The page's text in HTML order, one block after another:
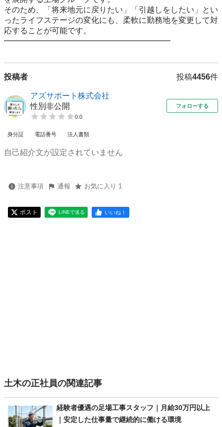
そのため、「将来地元に戻りたい」「引越しをしたい」とい
ったライフステージの変化にも、柔軟に勤務地を変更して対
応することが可能です。
投稿者 投稿4456件
アズサポート株式会社
性別非公開
0.0
フォローする
身分証 電話番号 法人書類
自己紹介文が設定されていません
注意事項 通報 お気に入り 1
ポスト LINEで送る いいね！
土木の正社員の関連記事
経験者優遇の足場工事スタッフ｜月給30万円以上
｜安定した仕事量で継続的に働ける環境